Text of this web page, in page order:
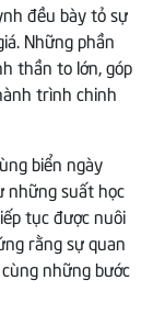
đều bày tỏ sự
Những phần
thần to lớn, góp
trình chinh
biển ngày
những suất học
tục được nuôi
rằng sự quan
những bước